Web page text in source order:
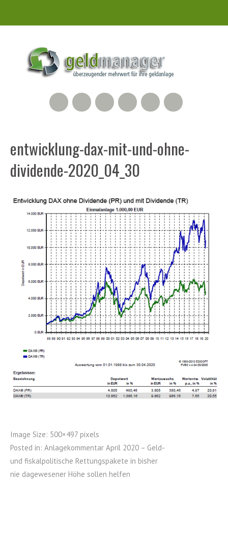
Facebook
500px
LinkedIn
Xing
RSS Feed
entwicklung-dax-mit-und-ohne-
dividende-2020_04_30
Image Size: 500×497 pixels
Posted in: Anlagekommentar April 2020 – Geld-
und fiskalpolitische Rettungspakete in bisher
nie dagewesener Höhe sollen helfen